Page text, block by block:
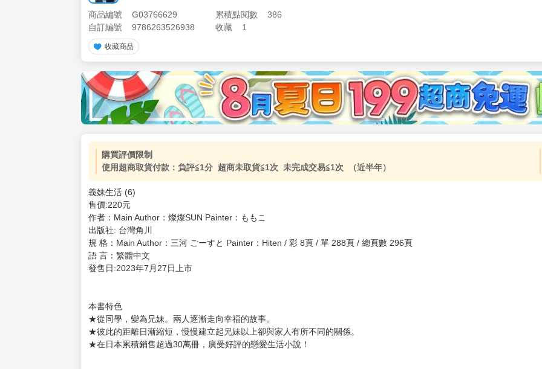
商品編號 G03766629 累積點閱數
386
自訂編號
9786263526938 收藏 1
收藏商品
加價購 ( 共
(加購品) 買動漫★《$15元-加固紙箱包裝》
+
義妹生活 (6)
售價:220元
作者：Main Author：燦燦SUN Painter：ももこ